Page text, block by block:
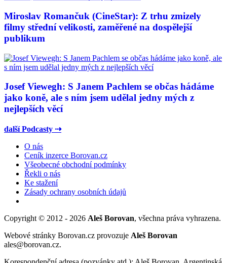
Miroslav Romančuk (CineStar): Z trhu zmizely
filmy střední velikosti, zaměřené na dospělejší
publikum
Josef Viewegh: S Janem Pachlem se občas hádáme
jako koně, ale s ním jsem udělal jedny mých z
nejlepších věcí
další Podcasty ⇢
O nás
Ceník inzerce Borovan.cz
Všeobecné obchodní podmínky
Řekli o nás
Ke stažení
Zásady ochrany osobních údajů
Copyright © 2012 - 2026 Aleš Borovan, všechna práva vyhrazena.
Webové stránky Borovan.cz provozuje Aleš Borovan
ales@borovan.cz.